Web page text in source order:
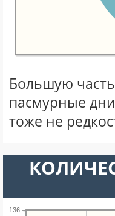
Большую
пасмурные
тоже не
136